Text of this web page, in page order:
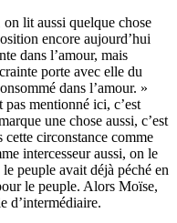
lit aussi quelque chose
encore aujourd’hui
dans l’amour, mais
porte avec elle du
dans l’amour. »
mentionné ici, c’est
une chose aussi, c’est
circonstance comme
intercesseur aussi, on le
peuple avait déjà péché en
le peuple. Alors Moïse,
d’intermédiaire.